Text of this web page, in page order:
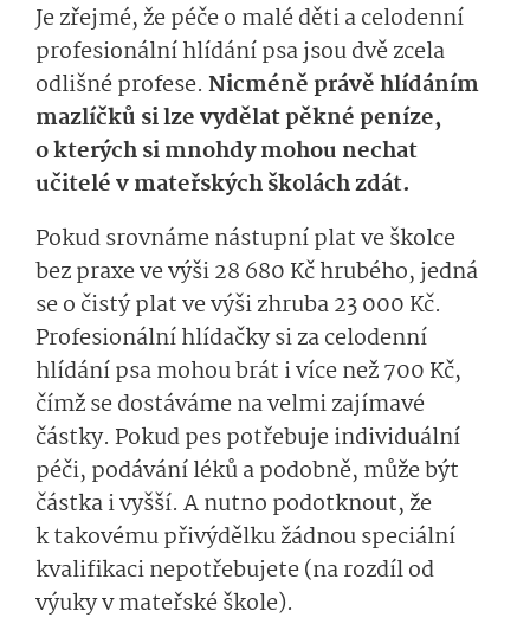
Je zřejmé, že péče o malé děti a celodenní
profesionální hlídání psa jsou dvě zcela
odlišné profese. Nicméně právě hlídáním
mazlíčků si lze vydělat pěkné peníze,
o kterých si mnohdy mohou nechat
učitelé v mateřských školách zdát.
Pokud srovnáme nástupní plat ve školce
bez praxe ve výši 28 680 Kč hrubého, jedná
se o čistý plat ve výši zhruba 23 000 Kč.
Profesionální hlídačky si za celodenní
hlídání psa mohou brát i více než 700 Kč,
čímž se dostáváme na velmi zajímavé
částky. Pokud pes potřebuje individuální
péči, podávání léků a podobně, může být
částka i vyšší. A nutno podotknout, že
k takovému přivýdělku žádnou speciální
kvalifikaci nepotřebujete (na rozdíl od
výuky v mateřské škole).